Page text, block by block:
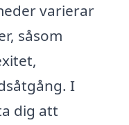
varierar
såsom
I
dig att